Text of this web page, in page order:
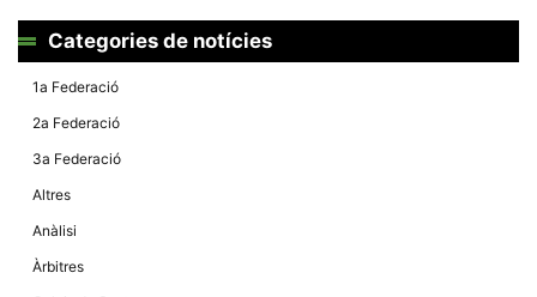
Categories de notícies
1a Federació
2a Federació
3a Federació
Altres
Anàlisi
Àrbitres
possible. Si
aquestes